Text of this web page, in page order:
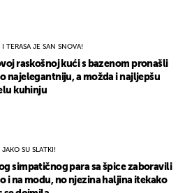
I TERASA JE SAN SNOVA!
raskošnoj kući s bazenom pronašli
najelegantniju, a možda i najljepšu
kuhinju
JAKO SU SLATKI!
simpatičnog para sa špice zaboravili
i na modu, no njezina haljina itekako